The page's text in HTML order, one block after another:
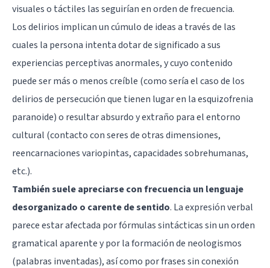
visuales o táctiles las seguirían en orden de frecuencia.
Los delirios implican un cúmulo de ideas a través de las
cuales la persona intenta dotar de significado a sus
experiencias perceptivas anormales, y cuyo contenido
puede ser más o menos creíble (como sería el caso de los
delirios de persecución que tienen lugar en la esquizofrenia
paranoide) o resultar absurdo y extraño para el entorno
cultural (contacto con seres de otras dimensiones,
reencarnaciones variopintas, capacidades sobrehumanas,
etc.).
También suele apreciarse con frecuencia un lenguaje
desorganizado o carente de sentido. La expresión verbal
parece estar afectada por fórmulas sintácticas sin un orden
gramatical aparente y por la formación de neologismos
(palabras inventadas), así como por frases sin conexión